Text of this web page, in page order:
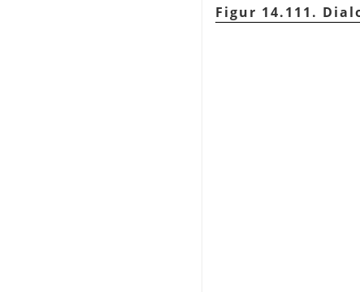
Figur 14.111.